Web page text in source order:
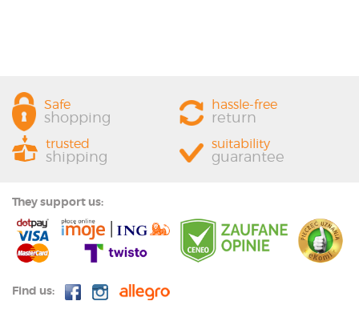
Safe
shopping
hassle-free
return
trusted
shipping
suitability
guarantee
They support us:
Find us: